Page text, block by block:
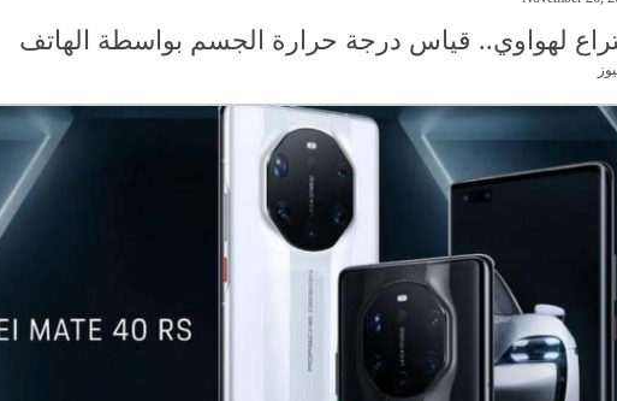
لهواوي.. قياس درجة حرارة الجسم بواسطة الهاتف